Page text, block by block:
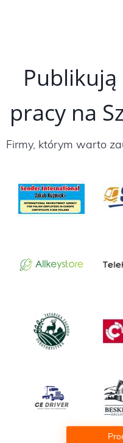
Publikują
pracy na
Firmy, którym warto